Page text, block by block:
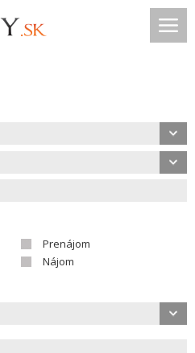
Prenájom
Nájom